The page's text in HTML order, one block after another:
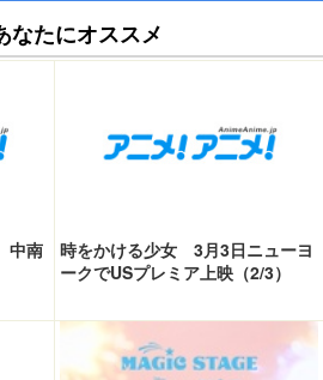
なたにオススメ
中南
時をかける少女 3月3日ニューヨ
ークでUSプレミア上映（2/3）